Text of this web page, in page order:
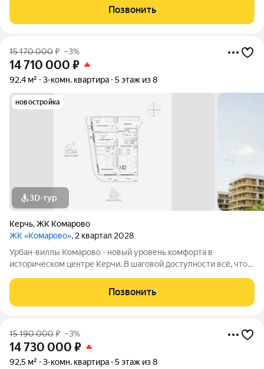
благодаря обилию парковых зон. Прямо под окнами самый
большой ландшафтный парк в
Позвонить
15 170 000₽ –3%
14 710 000 ₽
92,4 м² 3-комн. квартира 5 этаж из 8
новостройка
3D-тур
Керчь,ЖК Комарово
ЖК «Комарово», 2 квартал 2028
Урбан-виллы Комарово - новый уровень комфорта в
историческом центре Керчи. В шаговой доступности всё, что
благодаря обилию парковых зон. Прямо под окнами самый
большой ландшафтный парк в
Позвонить
15 190 000₽ –3%
14 730 000 ₽
92,5 м² 3-комн. квартира 5 этаж из 8